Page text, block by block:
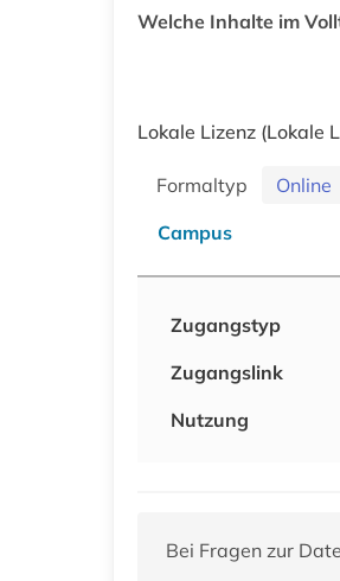
Welche Inhalte im
Lokale Lizenz (Lokale
Formaltyp
Online
Campus
Zugangstyp
Zugangslink
Nutzung
Bei Fragen zur